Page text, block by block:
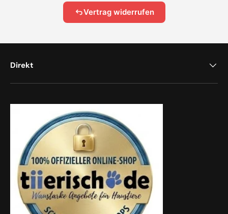
Vertrag widerrufen
Direkt